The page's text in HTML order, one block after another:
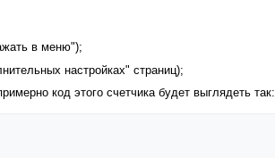
в меню");
настройках" страниц);
код этого счетчика будет выглядеть так: